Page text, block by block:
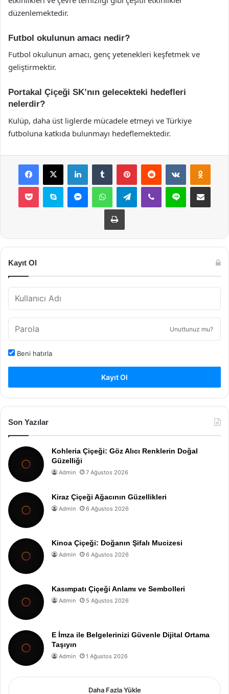
düzenlemektedir.
Futbol okulunun amacı nedir?
Futbol okulunun amacı, genç yetenekleri keşfetmek ve
geliştirmektir.
Portakal Çiçeği SK’nın gelecekteki hedefleri
nelerdir?
Kulüp, daha üst liglerde mücadele etmeyi ve Türkiye
futboluna katkıda bulunmayı hedeflemektedir.
Facebook
X LinkedInTumblr PinterestReddit VKontakte
Pocket Skype MessengerWhatsAppTelegramViber Line E-Posta ile
Yazdır
Kayıt Ol
Unuttunuz mu?
Beni hatırla
Kayıt Ol
Son Yazılar
Kohleria Çiçeği: Göz Alıcı Renklerin Doğal
Güzelliği
Admin 7 Ağustos 2026
Kiraz Çiçeği Ağacının Güzellikleri
Admin 6 Ağustos 2026
Kinoa Çiçeği: Doğanın Şifalı Mucizesi
Admin 6 Ağustos 2026
Kasımpatı Çiçeği Anlamı ve Sembolleri
Admin 5 Ağustos 2026
E İmza ile Belgelerinizi Güvenle Dijital Ortama
Taşıyın
Admin 1 Ağustos 2026
Daha Fazla Yükle